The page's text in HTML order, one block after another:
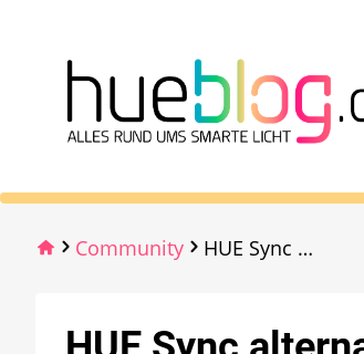
Community HUE Sync alternative für Win 7